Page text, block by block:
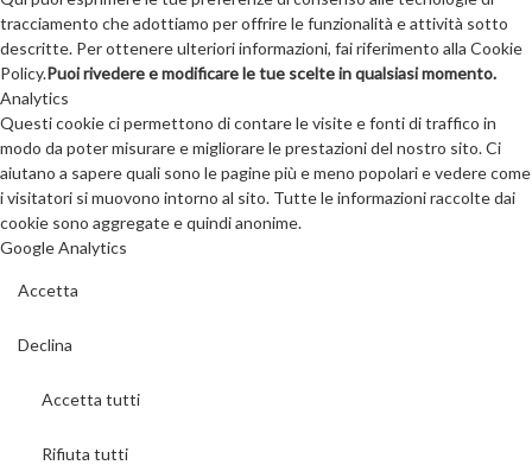
tracciamento che adottiamo per offrire le funzionalità e attività sotto
descritte. Per ottenere ulteriori informazioni, fai riferimento alla Cookie
Policy.Puoi rivedere e modificare le tue scelte in qualsiasi momento.
Analytics
Questi cookie ci permettono di contare le visite e fonti di traffico in
modo da poter misurare e migliorare le prestazioni del nostro sito. Ci
aiutano a sapere quali sono le pagine più e meno popolari e vedere come
i visitatori si muovono intorno al sito. Tutte le informazioni raccolte dai
cookie sono aggregate e quindi anonime.
Google Analytics
Accetta
Declina
Accetta tutti
Rifiuta tutti